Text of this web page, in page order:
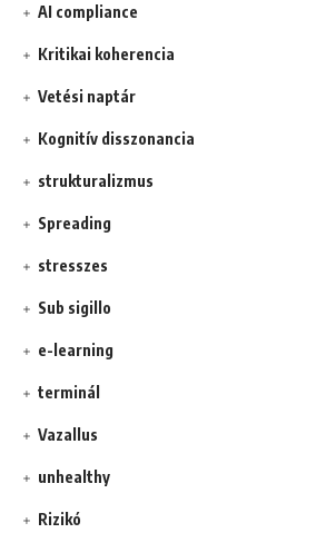
AI compliance
Kritikai koherencia
Vetési naptár
Kognitív disszonancia
strukturalizmus
Spreading
stresszes
Sub sigillo
e-learning
terminál
Vazallus
unhealthy
Rizikó